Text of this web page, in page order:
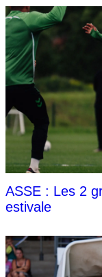
ASSE : Les 2
estivale